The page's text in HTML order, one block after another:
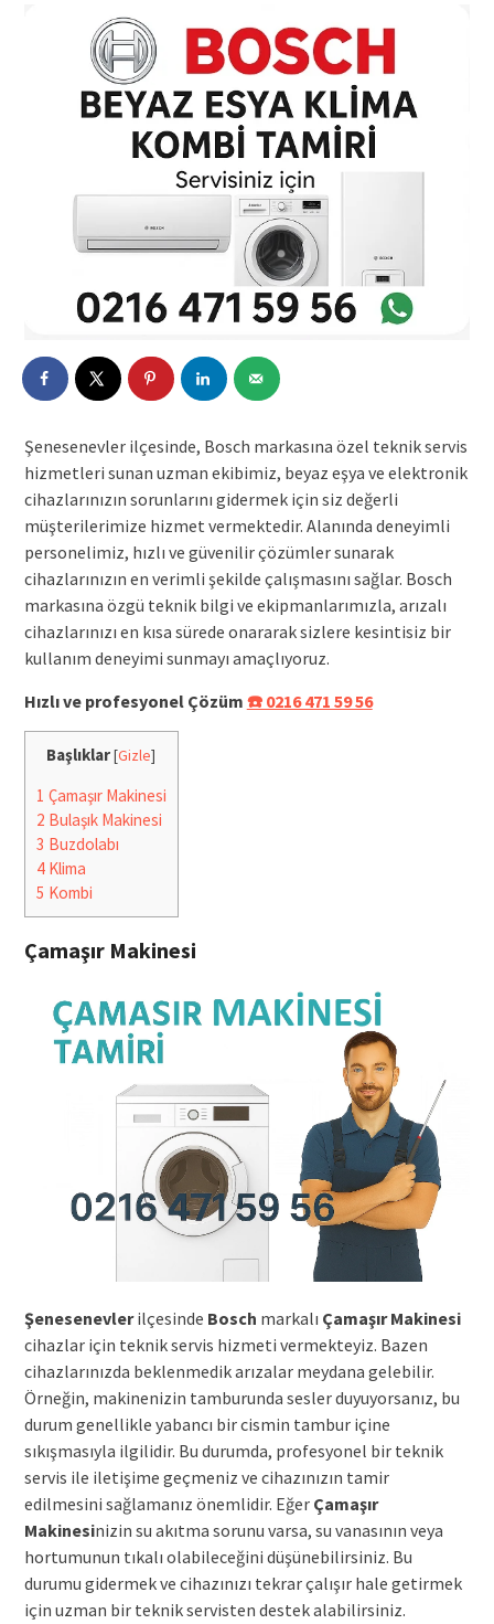
Şenesenevler ilçesinde, Bosch markasına özel teknik servis
hizmetleri sunan uzman ekibimiz, beyaz eşya ve elektronik
cihazlarınızın sorunlarını gidermek için siz değerli
müşterilerimize hizmet vermektedir. Alanında deneyimli
personelimiz, hızlı ve güvenilir çözümler sunarak
cihazlarınızın en verimli şekilde çalışmasını sağlar. Bosch
markasına özgü teknik bilgi ve ekipmanlarımızla, arızalı
cihazlarınızı en kısa sürede onararak sizlere kesintisiz bir
kullanım deneyimi sunmayı amaçlıyoruz.
Hızlı ve profesyonel Çözüm ☎️ 0216 471 59 56
Başlıklar[Gizle]
1 Çamaşır Makinesi
2 Bulaşık Makinesi
3 Buzdolabı
4Klima
5 Kombi
Çamaşır Makinesi
Şenesenevlerilçesinde Bosch markalı Çamaşır Makinesi
cihazlar için teknik servis hizmeti vermekteyiz. Bazen
cihazlarınızda beklenmedik arızalar meydana gelebilir.
Örneğin, makinenizin tamburunda sesler duyuyorsanız, bu
durum genellikle yabancı bir cismin tambur içine
sıkışmasıyla ilgilidir. Bu durumda, profesyonel bir teknik
servis ile iletişime geçmeniz ve cihazınızın tamir
edilmesini sağlamanız önemlidir. Eğer Çamaşır
Makinesinizin su akıtma sorunu varsa, su vanasının veya
hortumunun tıkalı olabileceğini düşünebilirsiniz. Bu
durumu gidermek ve cihazınızı tekrar çalışır hale getirmek
için uzman bir teknik servisten destek alabilirsiniz.